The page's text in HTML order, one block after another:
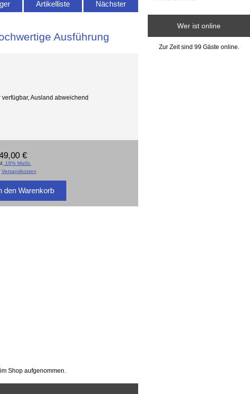
Artikelliste Nächster
Ausführung
Ausland abweichend
€
19% MwSt.
Versandkosten
Shop aufgenommen.
Wer ist online
Zur Zeit sind 99 Gäste online.